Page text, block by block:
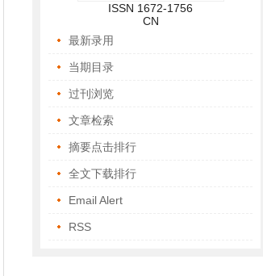
提升研讨会（第三期）”的通知
ISSN 1672-1756
CN
最新录用
当期目录
过刊浏览
文章检索
摘要点击排行
全文下载排行
Email Alert
RSS